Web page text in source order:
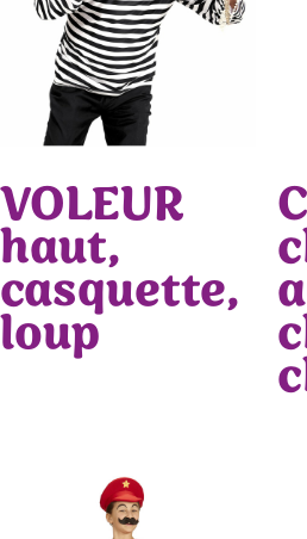
VOLEUR
haut,
casquette,
loup